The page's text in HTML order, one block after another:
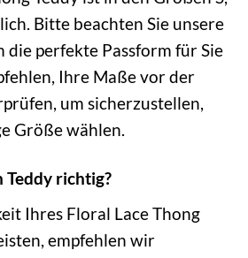
Bitte beachten Sie unsere
die perfekte Passform für Sie
Ihre Maße vor der
um sicherzustellen,
Größe wählen.
Teddy richtig?
Ihres Floral Lace Thong
empfehlen wir